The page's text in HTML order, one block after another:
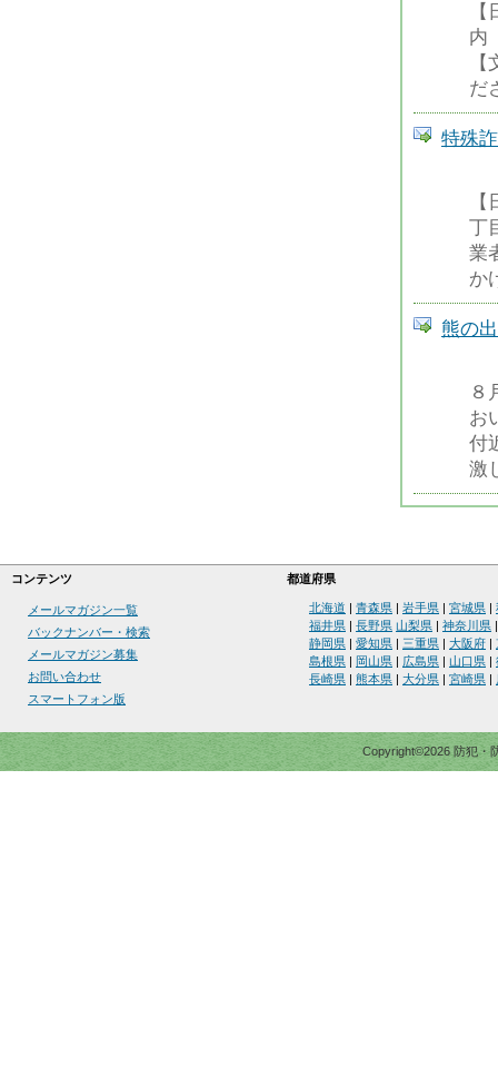
内
だ
特殊
丁
業
か
熊の
８
お
付
激
コンテンツ 都道府県
メールマガジン一覧
バックナンバー・検索
メールマガジン募集
お問い合わせ
スマートフォン版
北海道 青森県 岩手県 宮城県
福井県
長野県 山梨県 神奈川県
静岡県
愛知県 三重県 大阪府
島根県
岡山県 広島県 山口県
長崎県
熊本県 大分県 宮崎県
Copyright©2026 防犯・